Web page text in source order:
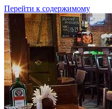
Перейти к содержимому